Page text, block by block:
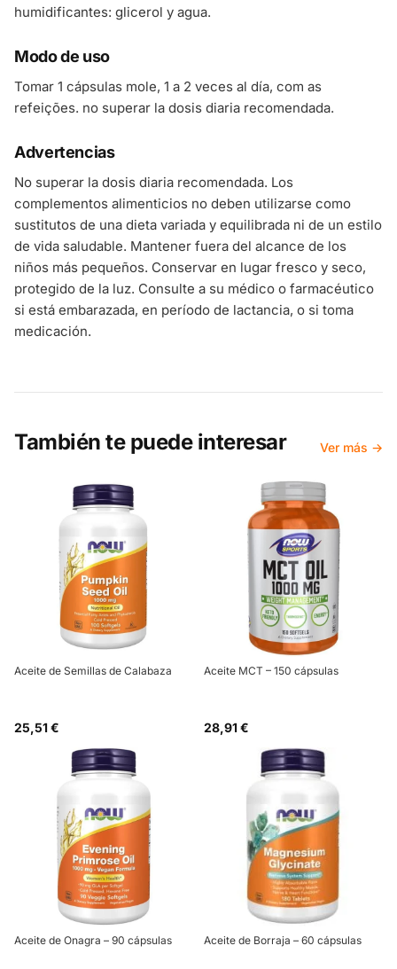
humidificantes: glicerol y agua.
Modo de uso
Tomar 1 cápsulas mole, 1 a 2 veces al día, com as
refeições. no superar la dosis diaria recomendada.
Advertencias
No superar la dosis diaria recomendada. Los
complementos alimenticios no deben utilizarse como
sustitutos de una dieta variada y equilibrada ni de un estilo
de vida saludable. Mantener fuera del alcance de los
niños más pequeños. Conservar en lugar fresco y seco,
protegido de la luz. Consulte a su médico o farmacéutico
si está embarazada, en período de lactancia, o si toma
medicación.
También te puede interesar Ver más →
Aceite de Semillas de Calabaza
25,51 €
Aceite MCT – 150 cápsulas
28,91 €
Aceite de Onagra – 90 cápsulas Aceite de Borraja – 60 cápsulas